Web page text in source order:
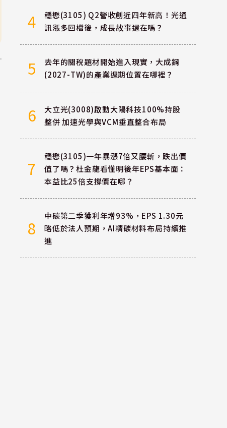
4
穩懋(3105) Q2營收創近四年新高！光通
訊漲多回檔後，成長故事還在嗎？
5
去年的關稅題材開始進入現實，大成鋼
(2027-TW)的產業週期位置在哪裡？
6
大立光(3008)啟動大陽科技100%持股
整併 加速光學與VCM垂直整合布局
7
穩懋(3105)一年暴漲7倍又腰斬，跌出價
值了嗎？杜金龍看懂明後年EPS基本面：
本益比25倍支撐價在哪？
8
中碳第二季獲利年增93%，EPS 1.30元
略低於法人預期，AI精碳材料布局持續推
進